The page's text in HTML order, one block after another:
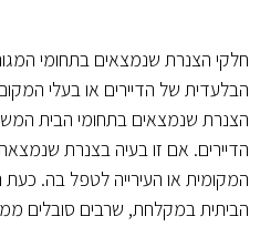
חלקי הצנרת שנמצאים בתחומי
הבלעדית של הדיירים או בעלי
הצנרת שנמצאים בתחומי הבית
הדיירים. אם זו בעיה בצנרת
המקומית או העירייה לטפל בה.
הביתית במקלחת, שרבים סובלים